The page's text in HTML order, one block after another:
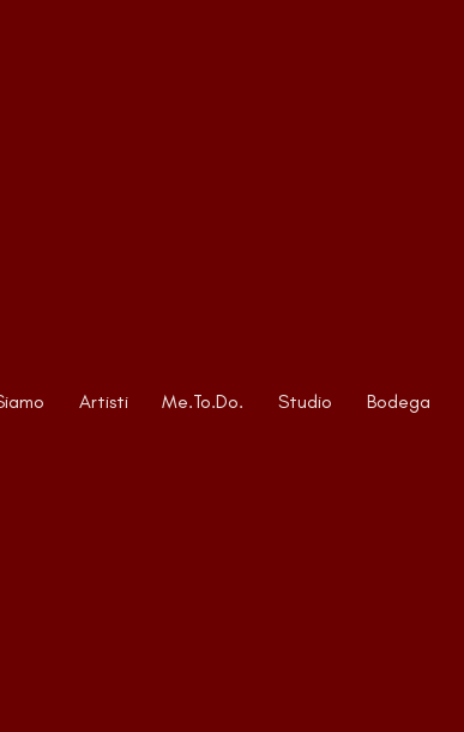
Artisti Me.To.Do. Studio Bodega